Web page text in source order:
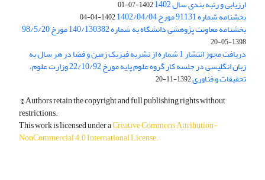
ارزیابی و رتبه بندی سال 1402 1402-07-01
بخشنامه شماره 91131 مورخ 1402/04/04 1402-04-04
بخشنامه معاونت پژوهشی دانشگاه به شماره 140/130382 مورخ 98/5/20
1398-05-20
دریافت مجوز انتشار 1 شماره از نشریه فیزیک زمین و فضا در هر سال به
زبان انگلیسی در جلسه کار گروه علوم پایه مورخ 22/10/92 وزارت علوم،
تحقیقات و فناوری1392-11-20
© Authors retain the copyright and full publishing rights without
restrictions.
This work is licensed under aCreative Commons Attribution-
NonCommercial 4.0 International License.